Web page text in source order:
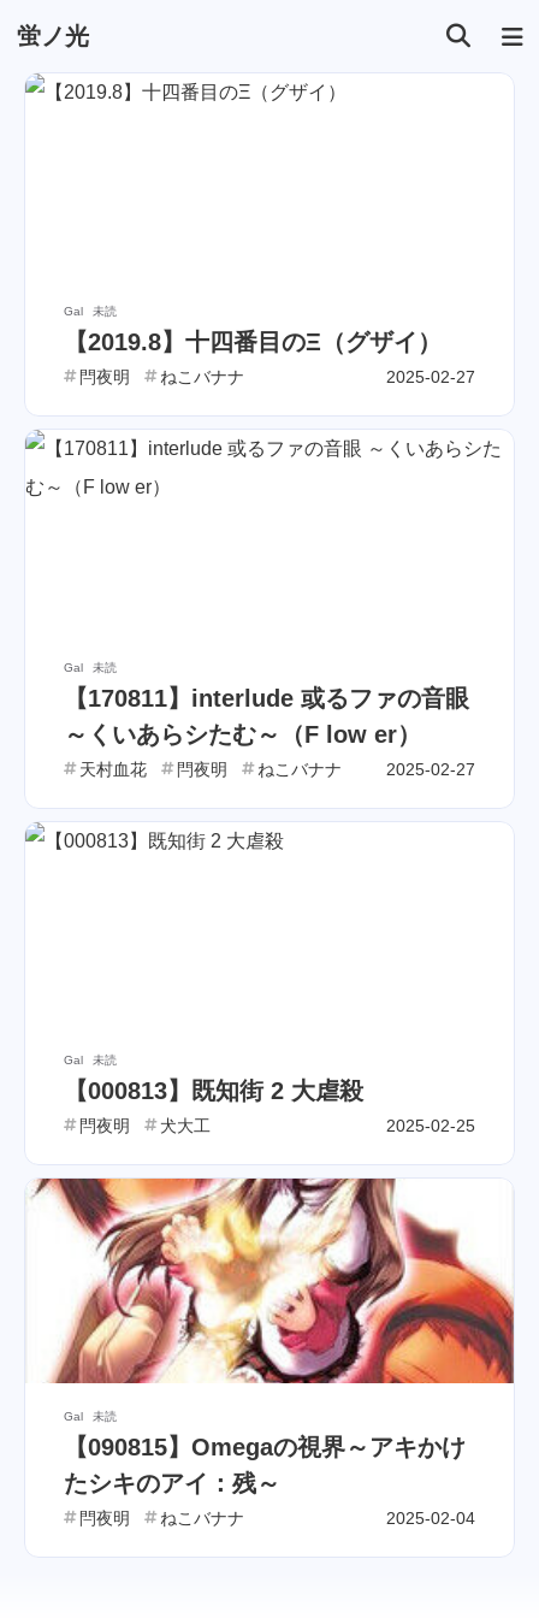
蛍ノ光
Gal 未読
【2019.8】十四番目のΞ（グザイ）
閂夜明 ねこバナナ 2025-02-27
Gal 未読
【170811】interlude 或るファの音眼
～くいあらシたむ～（F low er）
天村血花 閂夜明 ねこバナナ 2025-02-27
Gal 未読
【000813】既知街 2 大虐殺
閂夜明 犬大工 2025-02-25
Gal 未読
【090815】Omegaの視界～アキかけ
たシキのアイ：残～
閂夜明 ねこバナナ 2025-02-04